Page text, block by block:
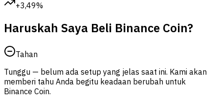
+3,49%
Haruskah Saya Beli Binance Coin?
Tahan
Tunggu — belum ada setup yang jelas saat ini. Kami akan
memberi tahu Anda begitu keadaan berubah untuk
Binance Coin.